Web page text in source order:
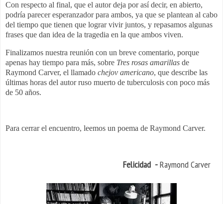
Con respecto al final, que el autor deja por así decir, en abierto,
podría parecer esperanzador para ambos, ya que se plantean al cabo
del tiempo que tienen que lograr vivir juntos, y repasamos algunas
frases que dan idea de la tragedia en la que ambos viven.
Finalizamos nuestra reunión con un breve comentario, porque
apenas hay tiempo para más, sobre Tres rosas amarillas de
Raymond Carver, el llamado chejov americano, que describe las
últimas horas del autor ruso muerto de tuberculosis con poco más
de 50 años.
Para cerrar el encuentro, leemos un poema de Raymond Carver.
Felicidad -Raymond Carver